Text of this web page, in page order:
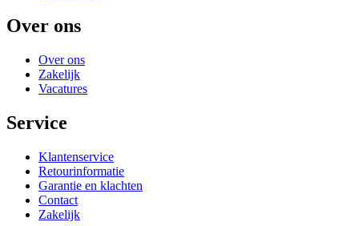
Over ons
Over ons
Zakelijk
Vacatures
Service
Klantenservice
Retourinformatie
Garantie en klachten
Contact
Zakelijk